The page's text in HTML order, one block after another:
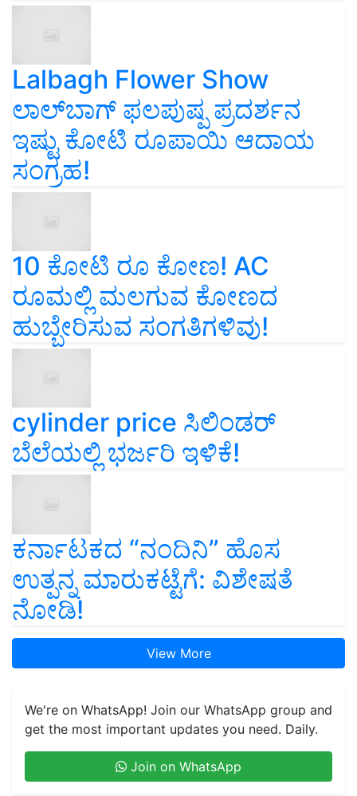
Lalbagh Flower Show
ಲಾಲ್‌ಬಾಗ್ ಫಲಪುಷ್ಪ ಪ್ರದರ್ಶನ
ಇಷ್ಟು ಕೋಟಿ ರೂಪಾಯಿ ಆದಾಯ
ಸಂಗ್ರಹ!
10 ಕೋಟಿ ರೂ ಕೋಣ! AC
ರೂಮಲ್ಲಿ ಮಲಗುವ ಕೋಣದ
ಹುಬ್ಬೇರಿಸುವ ಸಂಗತಿಗಳಿವು!
cylinder price ಸಿಲಿಂಡರ್‌
ಬೆಲೆಯಲ್ಲಿ ಭರ್ಜರಿ ಇಳಿಕೆ!
ಕರ್ನಾಟಕದ “ನಂದಿನಿ” ಹೊಸ
ಉತ್ಪನ್ನ ಮಾರುಕಟ್ಟೆಗೆ: ವಿಶೇಷತೆ
ನೋಡಿ!
View More
We're on WhatsApp! Join our WhatsApp group and
get the most important updates you need. Daily.
Join on WhatsApp